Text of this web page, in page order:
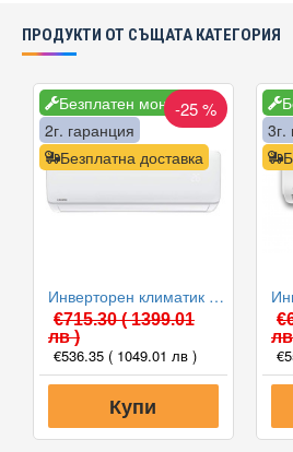
ПРОДУКТИ ОТ СЪЩАТА КАТЕГОРИЯ
Безплатен монтаж
Безплатна доставка
2г. гаранция
-25 %
Инверторен климатик Crown CIT-12FO62AS, 12 000 BTU, Клас A++
€715.30( 1399.01
лв )
€536.35 ( 1049.01 лв )
Купи
3г.